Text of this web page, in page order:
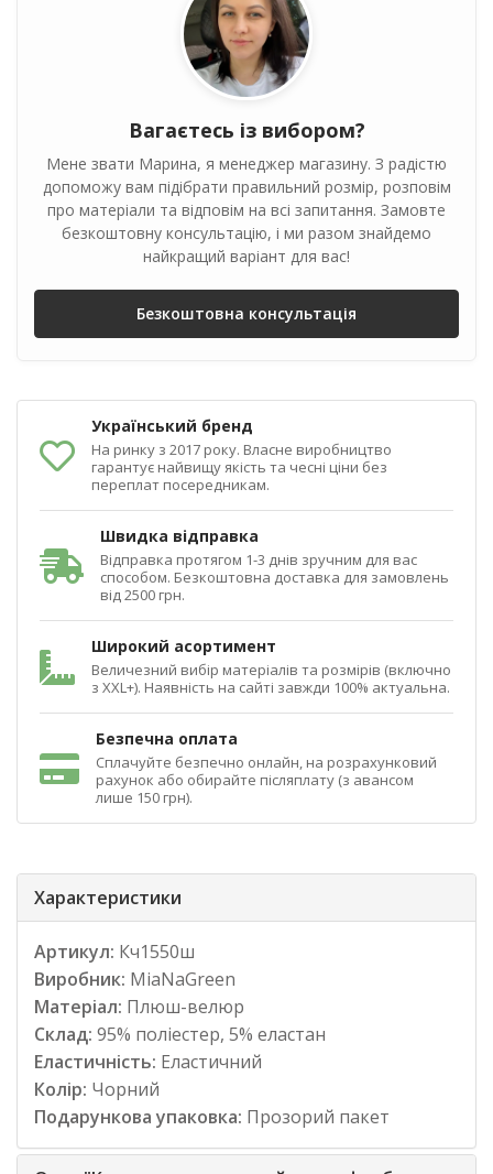
Вагаєтесь із вибором?
Мене звати Марина, я менеджер магазину. З радістю
допоможу вам підібрати правильний розмір, розповім
про матеріали та відповім на всі запитання. Замовте
безкоштовну консультацію, і ми разом знайдемо
найкращий варіант для вас!
Безкоштовна консультація
Український бренд
На ринку з 2017 року. Власне виробництво
гарантує найвищу якість та чесні ціни без
переплат посередникам.
Швидка відправка
Відправка протягом 1-3 днів зручним для вас
способом. Безкоштовна доставка для замовлень
від 2500 грн.
Широкий асортимент
Величезний вибір матеріалів та розмірів (включно
з XXL+). Наявність на сайті завжди 100% актуальна.
Безпечна оплата
Сплачуйте безпечно онлайн, на розрахунковий
рахунок або обирайте післяплату (з авансом
лише 150 грн).
Характеристики
Артикул: Кч1550ш
Виробник: MiaNaGreen
Матеріал: Плюш-велюр
Склад: 95% поліестер, 5% еластан
Еластичність: Еластичний
Колір: Чорний
Подарункова упаковка: Прозорий пакет